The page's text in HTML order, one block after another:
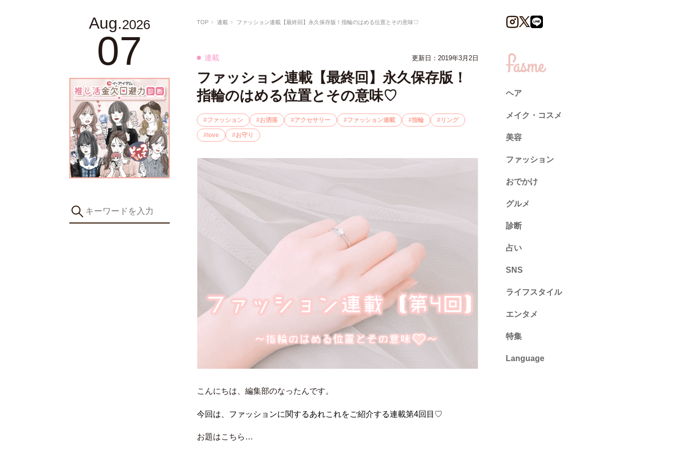
Aug.2026
07
TOP 連載 ファッション連載【最終回】永久保存版！指輪のはめる位置とその意味♡
連載 更新日：2019年3月2日
ファッション連載【最終回】永久保存版！
指輪のはめる位置とその意味♡
ファッション お洒落 アクセサリー ファッション連載 指輪 リング
love お守り
こんにちは、編集部のなったんです。
今回は、ファッションに関するあれこれをご紹介する連載第4回目♡
お題はこちら…
ヘア
メイク・コスメ
美容
ファッション
トレンド
ネイル
おでかけ
グルメ
診断
診断
占い
心理テスト
SNS
ライフスタイル
推し活
カルチャー・暮らし
エンタメ
特集
Language